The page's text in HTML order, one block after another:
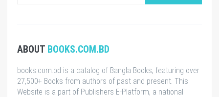
ABOUT BOOKS.COM.BD
books.com.bd is a catalog of Bangla Books, featuring over
27,500+ Books from authors of past and present. This
Website is a part of Publishers E-Platform, a national